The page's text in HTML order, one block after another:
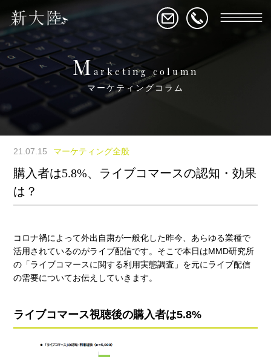
Marketing column
マーケティングコラム
21.07.15 マーケティング全般
購入者は5.8%、ライブコマースの認知・効果
は？
コロナ禍によって外出自粛が一般化した昨今、あらゆる業種で
活用されているのがライブ配信です。そこで本日はMMD研究所
の「ライブコマースに関する利用実態調査」を元にライブ配信
の需要についてお伝えしていきます。
ライブコマース視聴後の購入者は5.8%